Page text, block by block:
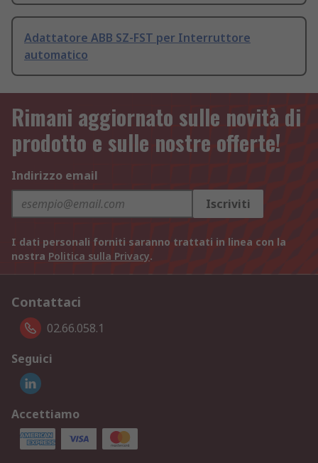
Adattatore ABB SZ-FST per Interruttore
automatico
Rimani aggiornato sulle novità di
prodotto e sulle nostre offerte!
Indirizzo email
Iscriviti
I dati personali forniti saranno trattati in linea con la
nostra Politica sulla Privacy.
Contattaci
02.66.058.1
Seguici
Accettiamo